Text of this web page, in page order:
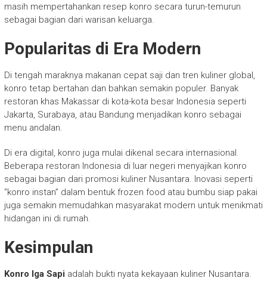
masih mempertahankan resep konro secara turun-temurun
sebagai bagian dari warisan keluarga.
Popularitas di Era Modern
Di tengah maraknya makanan cepat saji dan tren kuliner global,
konro tetap bertahan dan bahkan semakin populer. Banyak
restoran khas Makassar di kota-kota besar Indonesia seperti
Jakarta, Surabaya, atau Bandung menjadikan konro sebagai
menu andalan.
Di era digital, konro juga mulai dikenal secara internasional.
Beberapa restoran Indonesia di luar negeri menyajikan konro
sebagai bagian dari promosi kuliner Nusantara. Inovasi seperti
“konro instan” dalam bentuk frozen food atau bumbu siap pakai
juga semakin memudahkan masyarakat modern untuk menikmati
hidangan ini di rumah.
Kesimpulan
Konro Iga Sapi adalah bukti nyata kekayaan kuliner Nusantara.